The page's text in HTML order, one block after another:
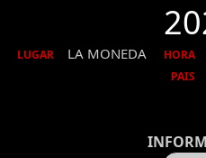
LUGAR LA MONEDA HORA
PAIS